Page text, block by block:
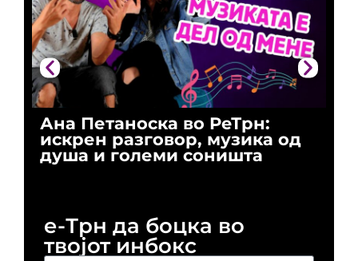
Ана Петаноска во РеТрн:
искрен разговор, музика од
душа и големи соништа
е-Трн да боцка во
твојот инбокс